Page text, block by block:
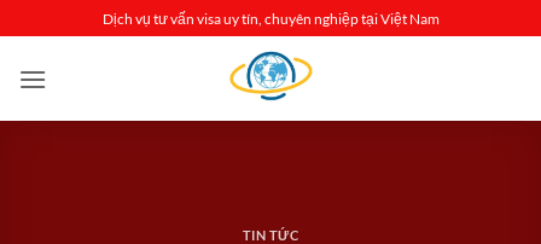
qua
nội
Dịch vụ tư vấn visa uy tín, chuyên nghiệp tại Việt Nam
TIN TỨC